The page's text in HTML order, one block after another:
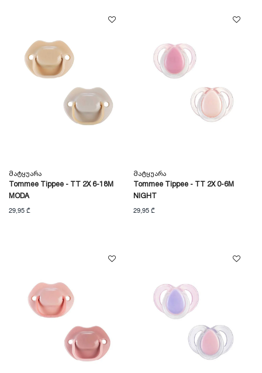
Მატყუარა
Tommee Tippee - TT 2X 6-18M
MODA
29,95 ₾
Მატყუარა
Tommee Tippee - TT 2X 0-6M
NIGHT
29,95 ₾